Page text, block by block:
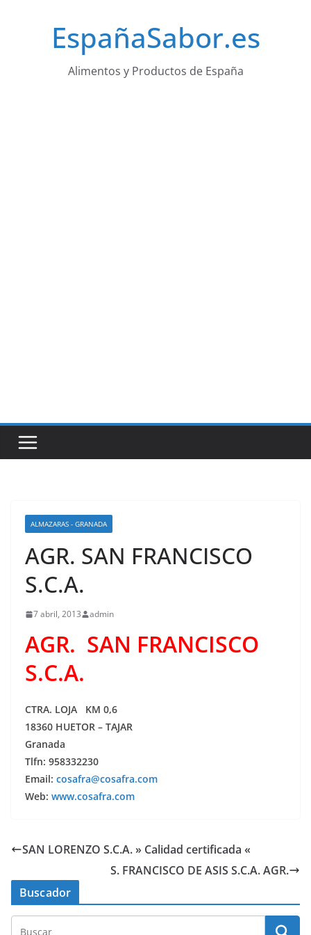
EspañaSabor.es
Alimentos y Productos de España
ALMAZARAS - GRANADA
AGR. SAN FRANCISCO
S.C.A.
7 abril, 2013 admin
AGR. SAN FRANCISCO
S.C.A.
CTRA. LOJA KM 0,6
18360 HUETOR – TAJAR
Granada
Tlfn: 958332230
Email: cosafra@cosafra.com
Web: www.cosafra.com
SAN LORENZO S.C.A. » Calidad certificada «
S. FRANCISCO DE ASIS S.C.A. AGR.
Buscador